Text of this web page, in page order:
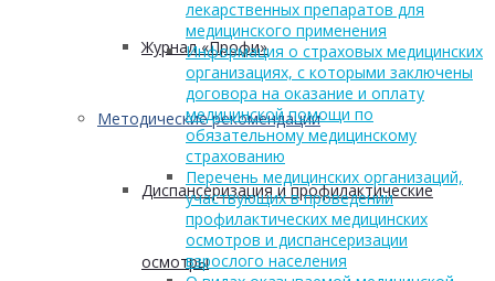
Журнал «Профи»
Методические рекомендации
Диспансеризация и профилактические
осмотры
лекарственных препаратов для
медицинского применения
Информация о страховых медицинских
организациях, с которыми заключены
договора на оказание и оплату
медицинской помощи по
обязательному медицинскому
страхованию
Перечень медицинских организаций,
участвующих в проведении
профилактических медицинских
осмотров и диспансеризации
взрослого населения